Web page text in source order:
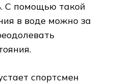
С помощью такой
в воде можно за
спортсмен